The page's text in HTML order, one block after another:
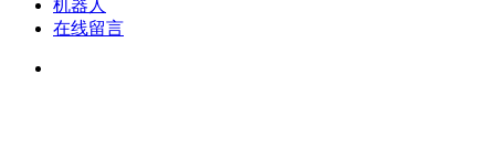
机器人
在线留言